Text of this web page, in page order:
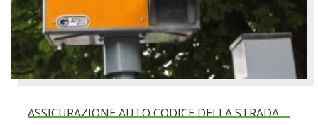
ASSICURAZIONE AUTO CODICE DELLA STRADA